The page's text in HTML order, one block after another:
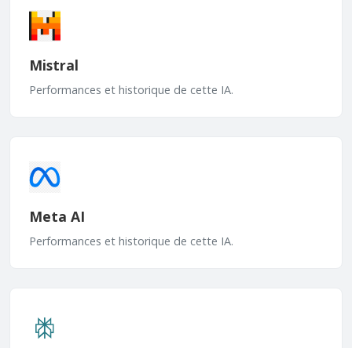
Mistral
Performances et historique de cette IA.
Meta AI
Performances et historique de cette IA.